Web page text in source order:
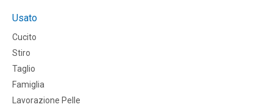
Usato
Cucito
Stiro
Taglio
Famiglia
Lavorazione Pelle